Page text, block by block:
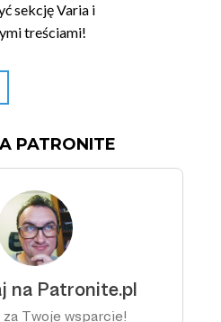
sekcję Varia i
treściami!
PATRONITE